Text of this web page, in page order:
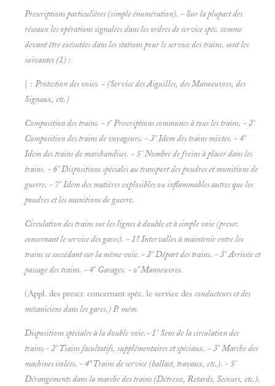
Prescriptions particulières (simple énumération). - Sur la plupart des
réseaux les opérations signalées dans les ordres de service spéc. comme
devant être exécutées dans les stations pour le service des trains, sont les
suivantes (1) :
| : Protection des voies. - (Service desAiguilles, desManoeuvres, des
Signaux, etc.)
Composition des trains. - t° Prescriptions communes à tous lestrains. - 2°
Composition des trains de voyageurs. - 3°Idem des trains mixtes. - 4°
Idem des trains de marchandises. - 5° Nombre defreins à placer dans les
trains. - 6° Dispositions spéciales au transport des poudres et munitions de
guerre. - 7°Idem des matières explosibles ou inflammables autres que les
poudres et les munitions de guerre.
Circulation des trains sur les lignes à double et à simple voie (prescr.
concernant le service des gares). - 1?Intervalles à maintenir entre les
trains se succédant sur la même voie. - 2°Départ des trains. - 3°Arrivée et
passage des trains. - 4°Garages. - o"Manoeuvres.
(Appl. des prescr. concernant spéc. le service des conducteurs et des
mécaniciens dans les gares.) P. mém.
Dispositions spèciales à la double voie.- 1°Sens de la circulation des
trains.- 2°Tiains facultatifs, supplémentaires et spéciaux. - 3°Marche des
machines isolées. - 4*Trains de service (ballast, travaux, etc.). - 5°
Dérangements dans la marche des trains (Détresse, Retards, Secours, etc.).